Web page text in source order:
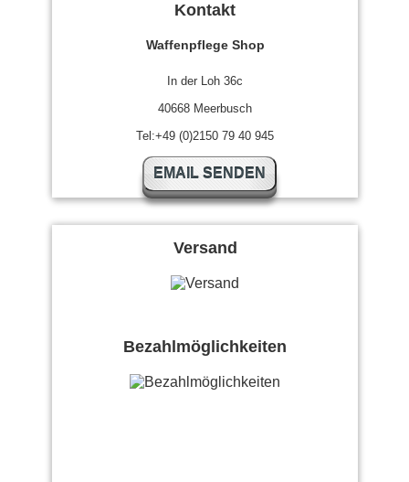
Kontakt
Waffenpflege Shop
In der Loh 36c
40668 Meerbusch
Tel:+49 (0)2150 79 40 945
EMAIL SENDEN
Versand
Bezahlmöglichkeiten